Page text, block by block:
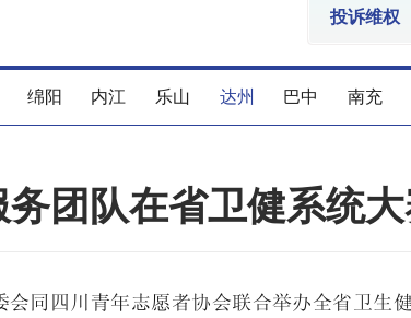
投诉维权
绵阳 内江 乐山 达州 巴中 南充
团队在省卫健系统
会同四川青年志愿者协会联合举办全省卫生